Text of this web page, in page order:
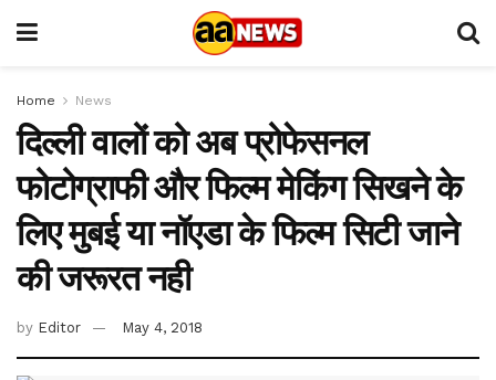
Home News
दिल्ली वालों को अब प्रोफेसनल
फोटोग्राफी और फिल्म मेकिंग सिखने के
लिए मुबई या नॉएडा के फिल्म सिटी जाने
की जरूरत नही
by Editor May 4, 2018